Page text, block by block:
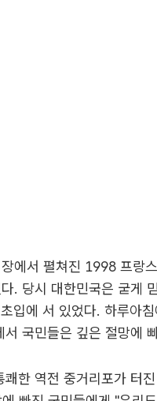
에서 펼쳐진 1998 프랑
. 당시 대한민국은 굳게
입에 서 있었다. 하루아
국민들은 깊은 절망에
한 역전 중거리포가 터